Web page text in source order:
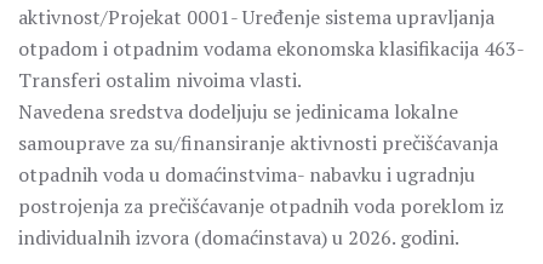
aktivnost/Projekat 0001- Uređenje sistema upravljanja
otpadom i otpadnim vodama ekonomska klasifikacija 463-
Transferi ostalim nivoima vlasti.
Navedena sredstva dodeljuju se jedinicama lokalne
samouprave za su/finansiranje aktivnosti prečišćavanja
otpadnih voda u domaćinstvima- nabavku i ugradnju
postrojenja za prečišćavanje otpadnih voda poreklom iz
individualnih izvora (domaćinstava) u 2026. godini.